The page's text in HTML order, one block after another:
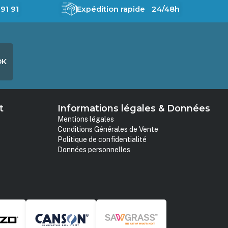
91 Expédition rapide 24/48h
Informations légales & Données
Mentions légales
Conditions Générales de Vente
Politique de confidentialité
Données personnelles